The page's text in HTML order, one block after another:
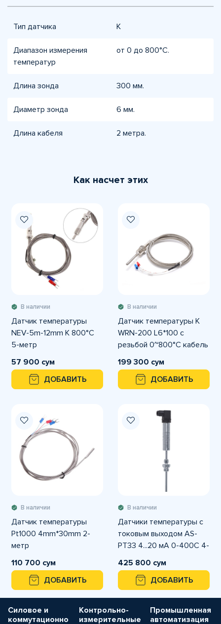
Тип датчика К
Диапазон измерения
температур
от 0 до 800°C.
Длина зонда 300 мм.
Диаметр зонда 6 мм.
Длина кабеля 2 метра.
Как насчет этих
В наличии
Датчик температуры
NEV-5m-12mm K 800°C
5-метр
57 900 сум
ДОБАВИТЬ
В наличии
Датчик температуры K
WRN-200 L6*100 с
резьбой 0~800°C кабель
2-м
199 300 сум
ДОБАВИТЬ
В наличии
Датчик температуры
Pt1000 4mm*30mm 2-
метр
110 700 сум
ДОБАВИТЬ
В наличии
Датчики температуры с
токовым выходом AS-
PT33 4...20 мА 0-400C 4-
20mA 12-36VDC
425 800 сум
ДОБАВИТЬ
Силовое и
коммутационно
Контрольно-
измерительные
Промышленная
автоматизация